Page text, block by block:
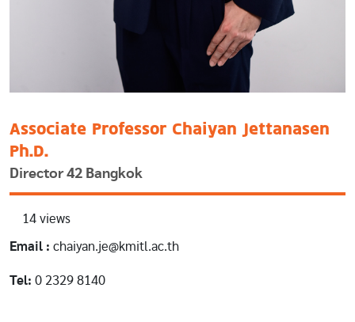
Associate Professor Chaiyan Jettanasen
Ph.D.
Director 42 Bangkok
14 views
Email : chaiyan.je@kmitl.ac.th
Tel: 0 2329 8140